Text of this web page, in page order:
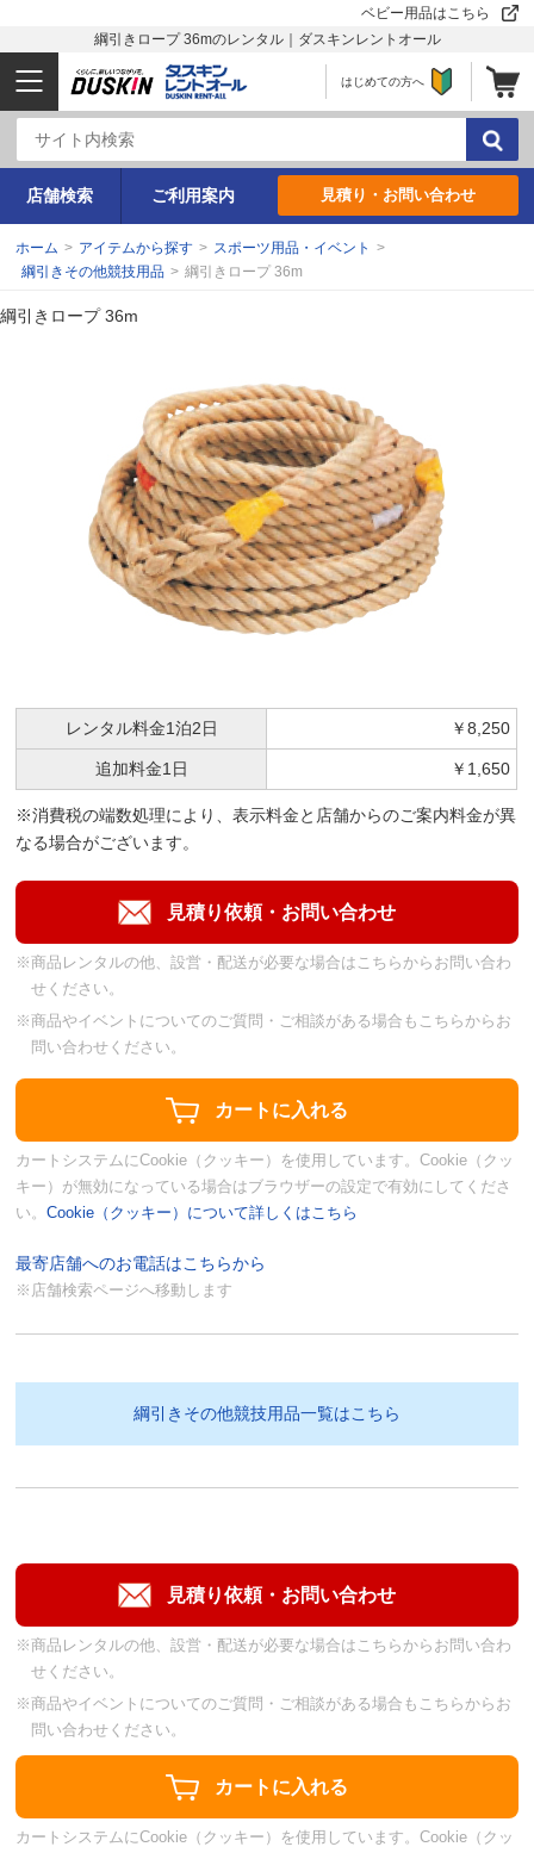
ベビー用品はこちら
綱引きロープ 36mのレンタル｜ダスキンレントオール
はじめての方へ
店舗検索 ご利用案内 見積り・お問い合わせ
ホーム > アイテムから探す > スポーツ用品・イベント
>
綱引きその他競技用品 > 綱引きロープ 36m
綱引きロープ 36m
レンタル料金1泊2日 ￥8,250
追加料金1日 ￥1,650
※消費税の端数処理により、表示料金と店舗からのご案内料金が異
なる場合がございます。
※商品レンタルの他、設営・配送が必要な場合はこちらからお問い合わ
せください。
※商品やイベントについてのご質問・ご相談がある場合もこちらからお
問い合わせください。
カートシステムにCookie（クッキー）を使用しています。Cookie（クッ
キー）が無効になっている場合はブラウザーの設定で有効にしてくださ
い。Cookie（クッキー）について詳しくはこちら
最寄店舗へのお電話はこちらから
※店舗検索ページへ移動します
綱引きその他競技用品一覧はこちら
※商品レンタルの他、設営・配送が必要な場合はこちらからお問い合わ
せください。
※商品やイベントについてのご質問・ご相談がある場合もこちらからお
問い合わせください。
カートシステムにCookie（クッキー）を使用しています。Cookie（クッ